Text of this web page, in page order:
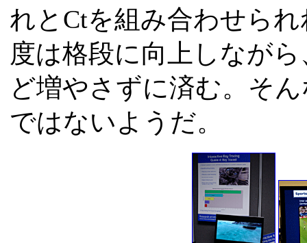
れとCtを組み合わせら
度は格段に向上しなが
ど増やさずに済む。そ
ではないようだ。